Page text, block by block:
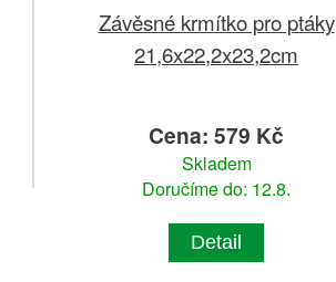
Závěsné krmítko pro ptáky
21,6x22,2x23,2cm
Cena: 579 Kč
Skladem
Doručíme do: 12.8.
Detail